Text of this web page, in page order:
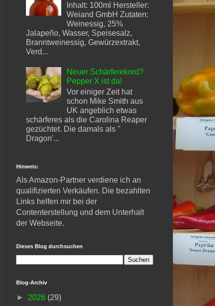
Inhalt: 100ml Hersteller:
Weiand GmbH Zutaten:
Weinessig, 25%
Jalapeño, Wasser, Speisesalz,
Branntweinessig, Gewürzextrakt,
Verd...
Neuer Schärferekord?
Pepper X ist da!
Vor einiger Zeit hat
schon Mike Smith aus
UK angeblich etwas
schärferes als die Carolina Reaper
gezüchtet. Die damals als "
Dragon'...
Hinweis:
Als Amazon-Partner verdiene ich an
qualifizierten Verkäufen. Die bezahlten
Links helfen mir bei der
Contenterstellung und dem Unterhalt
der Webseite.
Dieses Blog durchsuchen
Blog-Archiv
► 2026 (29)